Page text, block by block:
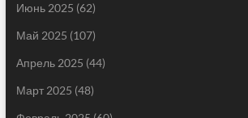
Июнь 2025 (62)
Май 2025 (107)
Апрель 2025 (44)
Март 2025 (48)